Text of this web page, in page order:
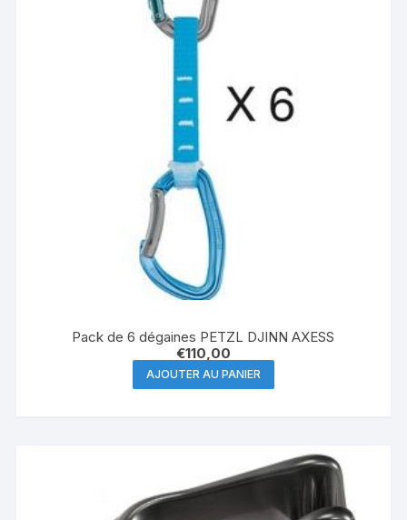
Pack de 6 dégaines PETZL DJINN AXESS
€110,00
AJOUTER AU PANIER